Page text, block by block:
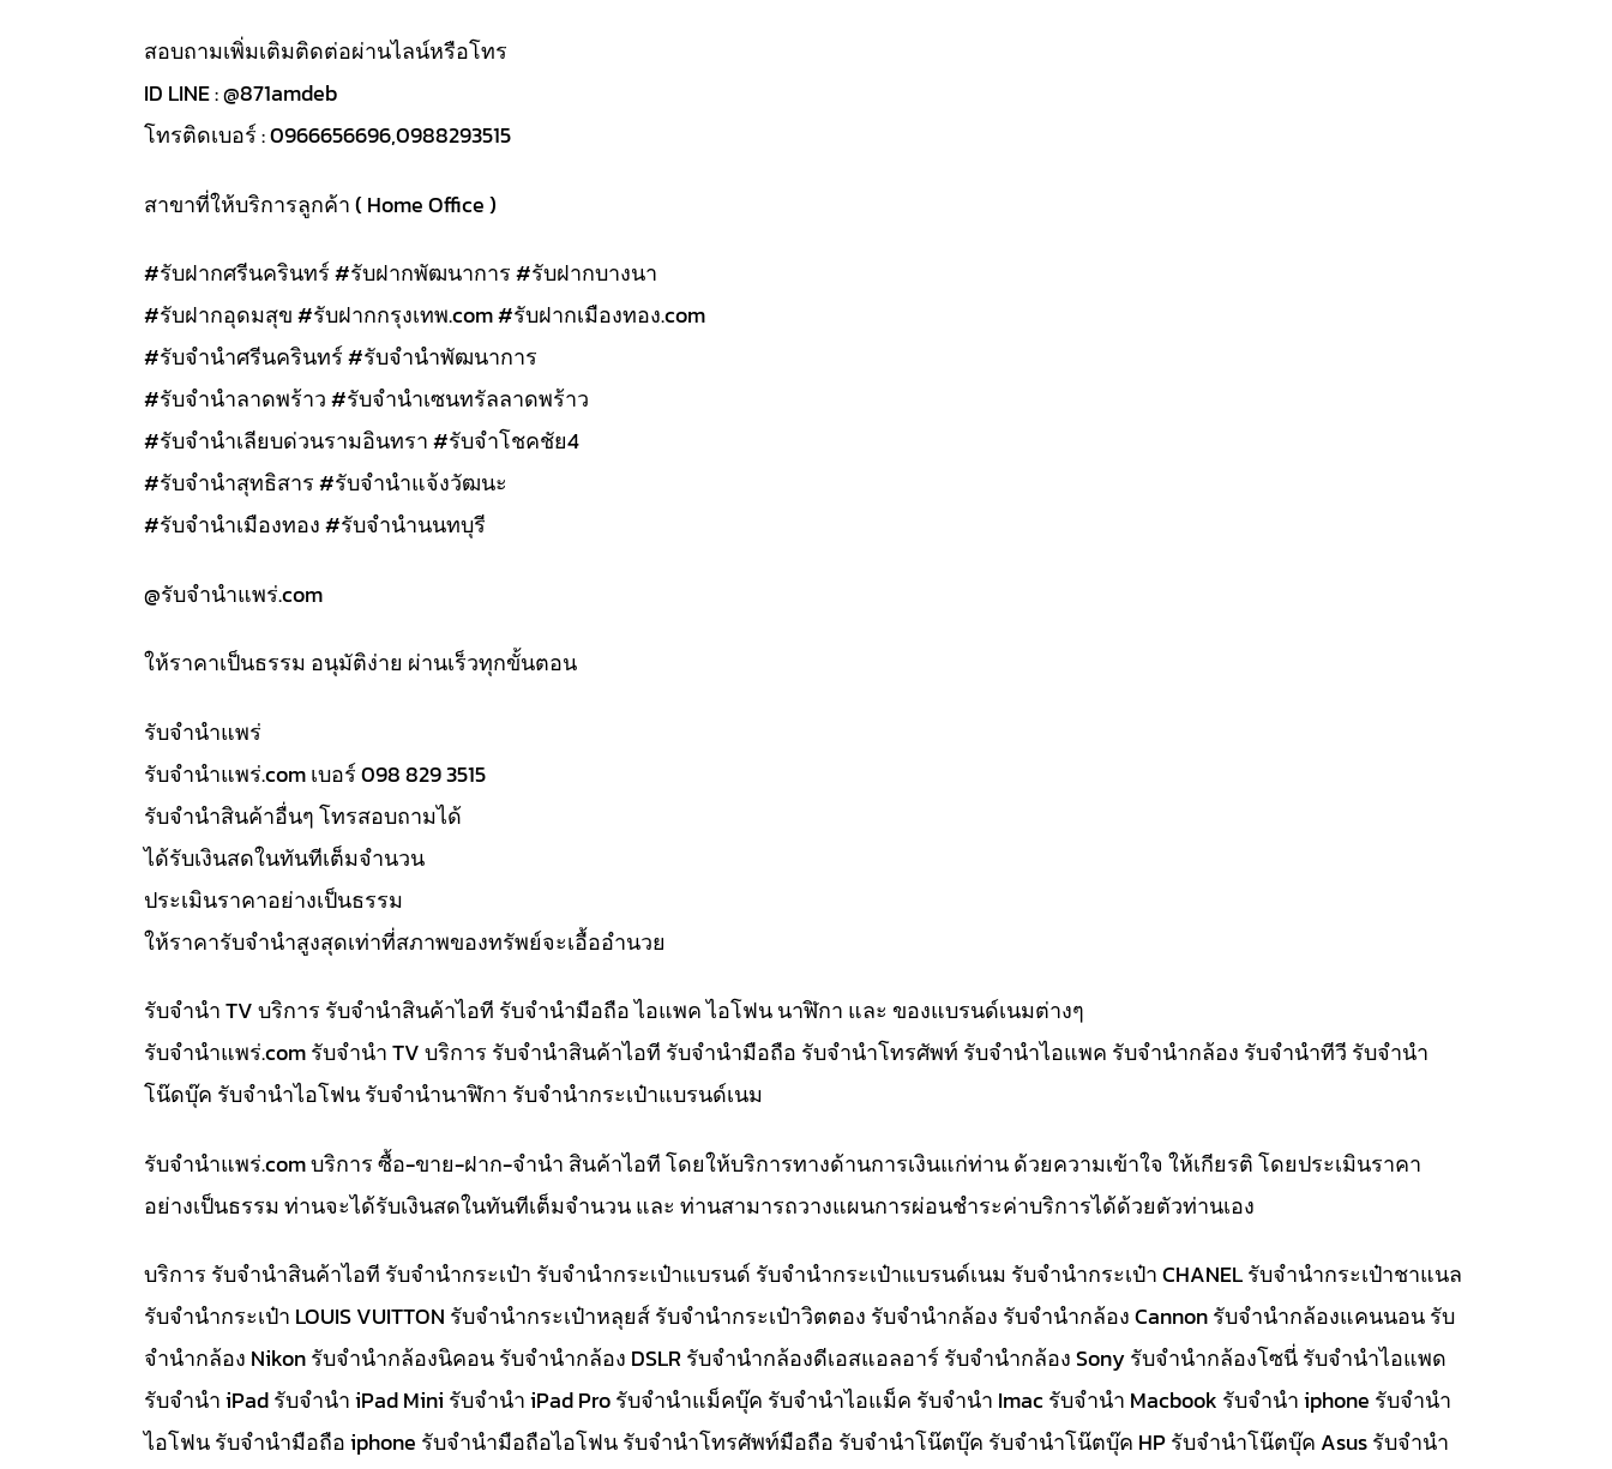
สอบถามเพิ่มเติมติดต่อผ่านไลน์หรือโทร
ID LINE : @871amdeb
โทรติดเบอร์ : 0966656696,0988293515
สาขาที่ให้บริการลูกค้า ( Home Office )
#รับฝากศรีนครินทร์ #รับฝากพัฒนาการ #รับฝากบางนา
#รับฝากอุดมสุข #รับฝากกรุงเทพ.com #รับฝากเมืองทอง.com
#รับจำนำศรีนครินทร์ #รับจำนำพัฒนาการ
#รับจำนำลาดพร้าว #รับจำนำเซนทรัลลาดพร้าว
#รับจำนำเลียบด่วนรามอินทรา #รับจำโชคชัย4
#รับจำนำสุทธิสาร #รับจำนำแจ้งวัฒนะ
#รับจำนำเมืองทอง #รับจำนำนนทบุรี
@รับจํานําแพร่.com
ให้ราคาเป็นธรรม อนุมัติง่าย ผ่านเร็วทุกขั้นตอน
รับจํานำแพร่
รับจํานําแพร่.com เบอร์ 098 829 3515
รับจำนำสินค้าอื่นๆ โทรสอบถามได้
ได้รับเงินสดในทันทีเต็มจำนวน
ประเมินราคาอย่างเป็นธรรม
ให้ราคารับจำนำสูงสุดเท่าที่สภาพของทรัพย์จะเอื้ออำนวย
รับจำนำ TV บริการ รับจำนำสินค้าไอที รับจำนำมือถือ ไอแพค ไอโฟน นาฬิกา และ ของแบรนด์เนมต่างๆ
รับจํานําแพร่.com รับจำนำ TV บริการ รับจำนำสินค้าไอที รับจำนำมือถือ รับจำนำโทรศัพท์ รับจำนำไอแพค รับจำนำกล้อง รับจำนำทีวี รับจำนำ
โน๊ดบุ๊ค รับจำนำไอโฟน รับจำนำนาฬิกา รับจำนำกระเป๋าแบรนด์เนม
รับจํานําแพร่.com บริการ ซื้อ-ขาย-ฝาก-จำนำ สินค้าไอที โดยให้บริการทางด้านการเงินแก่ท่าน ด้วยความเข้าใจ ให้เกียรติ โดยประเมินราคา
อย่างเป็นธรรม ท่านจะได้รับเงินสดในทันทีเต็มจำนวน และ ท่านสามารถวางแผนการผ่อนชำระค่าบริการได้ด้วยตัวท่านเอง
บริการ รับจำนำสินค้าไอที รับจำนำกระเป๋า รับจำนำกระเป๋าแบรนด์ รับจำนำกระเป๋าแบรนด์เนม รับจำนำกระเป๋า CHANEL รับจำนำกระเป๋าชาแนล
รับจำนำกระเป๋า LOUIS VUITTON รับจำนำกระเป๋าหลุยส์ รับจำนำกระเป๋าวิตตอง รับจำนำกล้อง รับจำนำกล้อง Cannon รับจำนำกล้องแคนนอน รับ
จำนำกล้อง Nikon รับจำนำกล้องนิคอน รับจำนำกล้อง DSLR รับจำนำกล้องดีเอสแอลอาร์ รับจำนำกล้อง Sony รับจำนำกล้องโซนี่ รับจำนำไอแพด
รับจำนำ iPad รับจำนำ iPad Mini รับจำนำ iPad Pro รับจำนำแม็คบุ๊ค รับจำนำไอแม็ค รับจำนำ Imac รับจำนำ Macbook รับจำนำ iphone รับจำนำ
ไอโฟน รับจำนำมือถือ iphone รับจำนำมือถือไอโฟน รับจำนำโทรศัพท์มือถือ รับจำนำโน๊ตบุ๊ค รับจำนำโน๊ตบุ๊ค HP รับจำนำโน๊ตบุ๊ค Asus รับจำนำ